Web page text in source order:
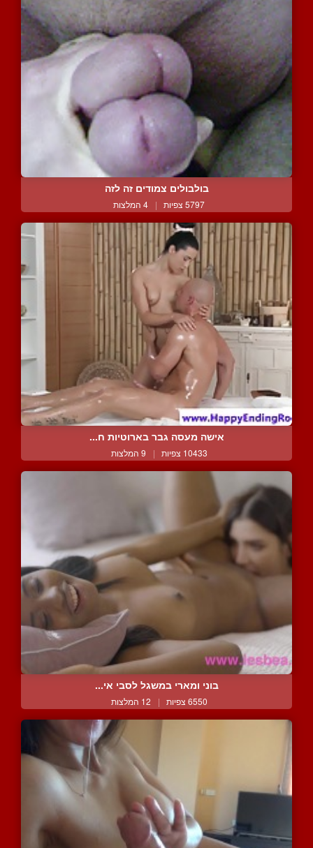
בולבולים צמודים זה לזה
5797 צפיות | 4 המלצות
אישה מעסה גבר בארוטיות ח...
10433 צפיות | 9 המלצות
בוני ומארי במשגל לסבי אי...
6550 צפיות | 12 המלצות